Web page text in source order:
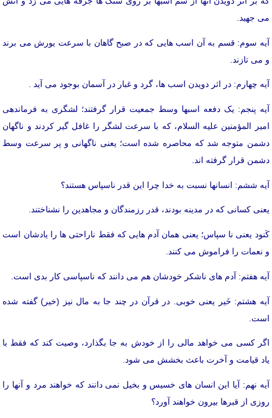
می جهید.
آیه سوم: قسم به آن اسب هایی که در صبح گاهان با سرعت یورش می برند
و می تازند.
آیه چهارم: در اثر دویدن اسب ها، گرد و غبار در آسمان بوجود می آید .
آیه پنجم: یک دفعه اسبها وسط جمعیت قرار گرفتند؛ لشگری به فرماندهی
امیر المؤمنین علیه السلام، که با سرعت لشگر را غافل گیر کردند و ناگهان
دشمن متوجه شد که محاصره شده است؛ یعنی ناگهانی و پر سرعت وسط
دشمن قرار گرفته اند.
آیه ششم: انسانها نسبت به خدا چرا این قدر ناسپاس هستند؟
یعنی کسانی که در مدینه بودند، قدر رزمندگان و مجاهدین را نشناختند.
کَنود یعنی نا سپاس؛ یعنی همان آدم هایی که فقط ناراحتی ها را یادشان است
و نعمات را فراموش می کنند.
آیه هفتم: آدم های ناشکر خودشان هم می دانند که ناسپاسی کار بدی است.
آیه هشتم: خَیر یعنی خوبی. در قرآن در چند جا به مال نیز (خیر) گفته شده
است.
اگر کسی می خواهد مالی را از خودش به جا بگذارد، وصیت کند که فقط با
یاد قیامت و آخرت باعث بخشش می شود.
آیه نهم: آیا این انسان های خسیس و بخیل نمی دانند که خواهند مرد و آنها را
روزی از قبرها بیرون خواهند آورد؟